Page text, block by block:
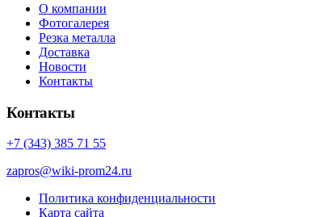
О компании
Фотогалерея
Резка металла
Доставка
Новости
Контакты
Контакты
+7 (343) 385 71 55
zapros@wiki-prom24.ru
Политика конфиденциальности
Карта сайта